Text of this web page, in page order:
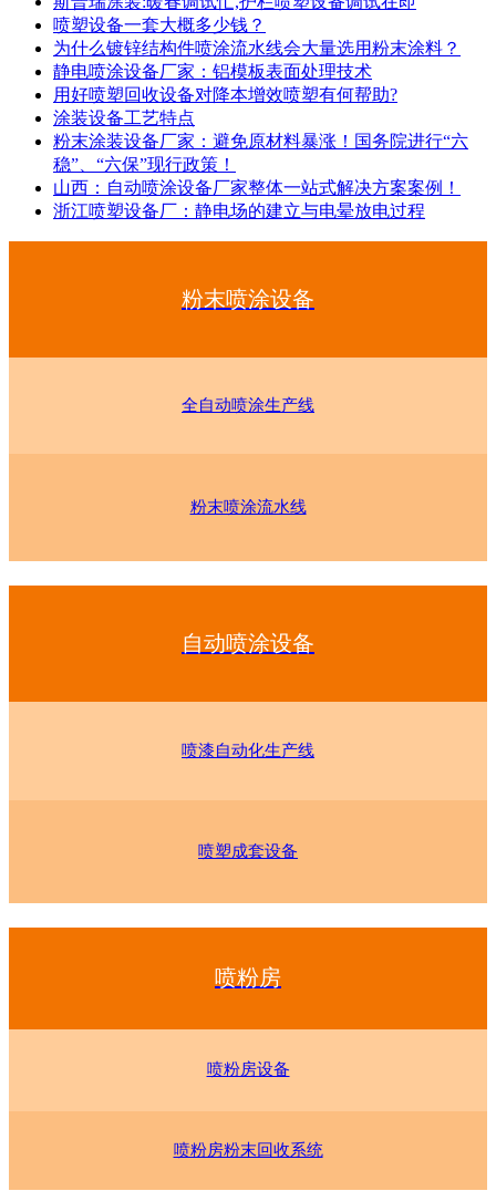
喷塑设备一套大概多少钱？
为什么镀锌结构件喷涂流水线会大量选用粉末涂料？
静电喷涂设备厂家：铝模板表面处理技术
用好喷塑回收设备对降本增效喷塑有何帮助?
涂装设备工艺特点
粉末涂装设备厂家：避免原材料暴涨！国务院进行“六
稳”、“六保”现行政策！
山西：自动喷涂设备厂家整体一站式解决方案案例！
浙江喷塑设备厂：静电场的建立与电晕放电过程
粉末喷涂设备
全自动喷涂生产线
粉末喷涂流水线
自动喷涂设备
喷漆自动化生产线
喷塑成套设备
喷粉房
喷粉房设备
喷粉房粉末回收系统